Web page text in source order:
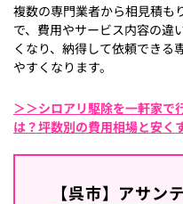
複数の専門業者から相見積も
で、費用やサービス内容の違
くなり、納得して依頼できる
やすくなります。
＞＞シロアリ駆除を一軒家で
は？坪数別の費用相場と安く
【呉市】アサン